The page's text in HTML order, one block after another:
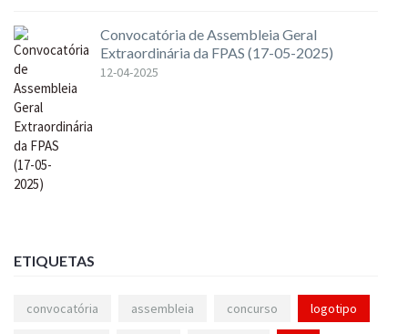
Convocatória de Assembleia Geral
Extraordinária da FPAS (17-05-2025)
12-04-2025
ETIQUETAS
convocatória assembleia concurso logotipo